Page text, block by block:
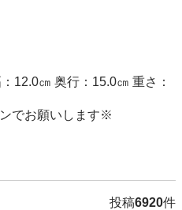
12.0㎝ 奥行：15.0㎝ 重さ：
でお願いします※
投稿6920件